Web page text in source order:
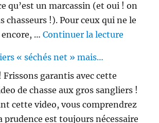
qu’est un marcassin (et oui ! on
chasseurs !). Pour ceux qui ne le
encore, …Continuer la lecture
« séchés net » mais…
garantis avec cette
de chasse aux gros sangliers !
cette video, vous comprendrez
prudence est toujours nécessaire